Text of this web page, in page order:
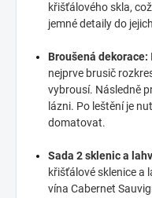
křišťálového skla,
jemné detaily do
Broušená dekorace:
nejprve brusič
vybrousí. Následně
lázni. Po leštění je
domatovat.
Sada 2 sklenic a
křišťálové sklenice a
vína Cabernet